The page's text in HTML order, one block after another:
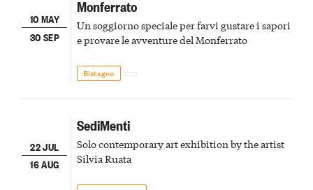
10 MAY
30 SEP
Monferrato
Un soggiorno speciale per farvi gustare i sapori
e provare le avventure del Monferrato
Bistagno
22 JUL
16 AUG
SediMenti
Solo contemporary art exhibition by the artist
Silvia Ruata